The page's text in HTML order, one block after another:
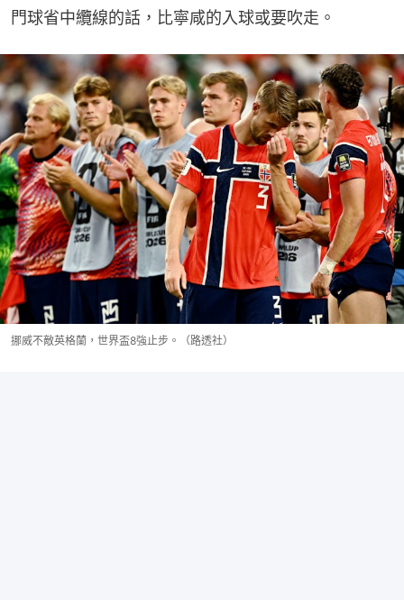
門球省中纜線的話，比寧咸的入球或要吹走。
挪威不敵英格蘭，世界盃8強止步。（路透社）